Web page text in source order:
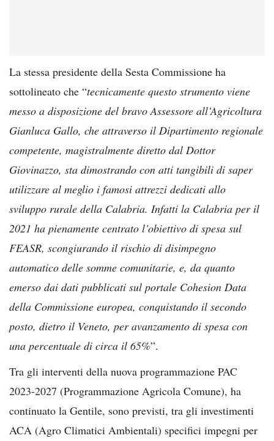
La stessa presidente della Sesta Commissione ha
sottolineato che “tecnicamente questo strumento viene
messo a disposizione del bravo Assessore all’Agricoltura
Gianluca Gallo, che attraverso il Dipartimento regionale
competente, magistralmente diretto dal Dottor
Giovinazzo, sta dimostrando con atti tangibili di saper
utilizzare al meglio i famosi attrezzi dedicati allo
sviluppo rurale della Calabria. Infatti la Calabria per il
2021 ha pienamente centrato l’obiettivo di spesa sul
FEASR, scongiurando il rischio di disimpegno
automatico delle somme comunitarie, e, da quanto
emerso dai dati pubblicati sul portale Cohesion Data
della Commissione europea, conquistando il secondo
posto, dietro il Veneto, per avanzamento di spesa con
una percentuale di circa il 65%”.
Tra gli interventi della nuova programmazione PAC
2023-2027 (Programmazione Agricola Comune), ha
continuato la Gentile, sono previsti, tra gli investimenti
ACA (Agro Climatici Ambientali) specifici impegni per